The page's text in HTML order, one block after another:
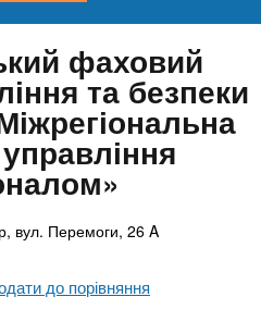
курси
фаховий
та безпеки
вул. Перемоги, 26 A
до порівняння